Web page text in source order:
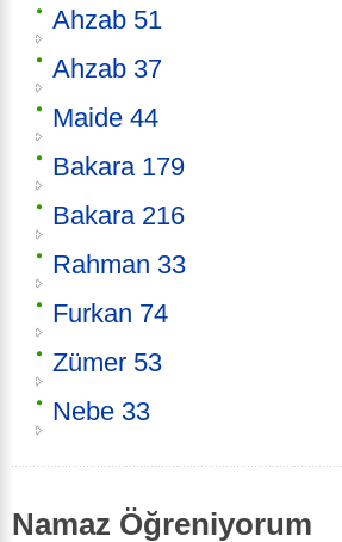
Ahzab 51
Ahzab 37
Maide 44
Bakara 179
Bakara 216
Rahman 33
Furkan 74
Zümer 53
Nebe 33
Namaz Öğreniyorum